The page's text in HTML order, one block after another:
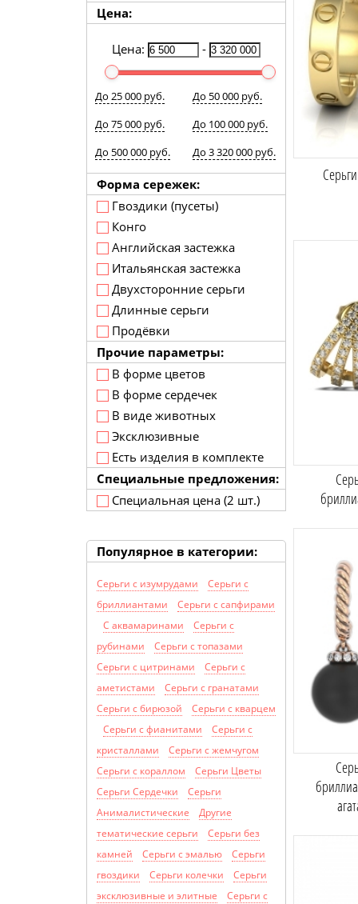
Цена:
Цена: -
До 25 000 руб.
До 50 000 руб.
До 75 000 руб.
До 100 000 руб.
До 500 000 руб.
До 3 320 000 руб.
Форма сережек:
Гвоздики (пусеты)
Конго
Английская застежка
Итальянская застежка
Двухсторонние серьги
Длинные серьги
Продёвки
Прочие параметры:
В форме цветов
В форме сердечек
В виде животных
Эксклюзивные
Есть изделия в комплекте
Специальные предложения:
Специальная цена (2 шт.)
Популярное в категории:
Серьги с изумрудами
Серьги с
бриллиантами
Серьги с сапфирами
С аквамаринами
Серьги с
рубинами
Серьги с топазами
Серьги с цитринами
Серьги с
аметистами
Серьги с гранатами
Серьги с бирюзой
Серьги с кварцем
Серьги с фианитами
Серьги с
кристаллами
Серьги с жемчугом
Серьги с кораллом
Серьги Цветы
Серьги Сердечки
Серьги
Анималистические
Другие
тематические серьги
Серьги без
камней
Серьги с эмалью
Серьги
гвоздики
Серьги колечки
Серьги
эксклюзивные и элитные
Серьги с